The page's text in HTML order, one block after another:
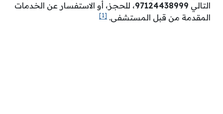
التالي 97124438999، للحجز، أو الاستفسار عن الخدمات
المقدمة من قبل المستشفى. [1]